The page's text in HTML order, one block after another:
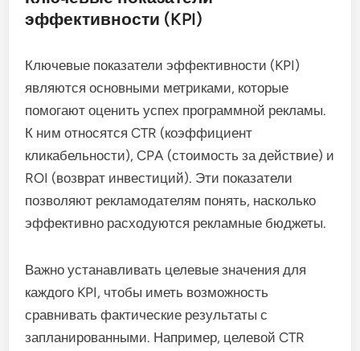
эффективности (KPI)
Ключевые показатели эффективности (KPI)
являются основными метриками, которые
помогают оценить успех программной рекламы.
К ним относятся CTR (коэффициент
кликабельности), CPA (стоимость за действие) и
ROI (возврат инвестиций). Эти показатели
позволяют рекламодателям понять, насколько
эффективно расходуются рекламные бюджеты.
Важно устанавливать целевые значения для
каждого KPI, чтобы иметь возможность
сравнивать фактические результаты с
запланированными. Например, целевой CTR